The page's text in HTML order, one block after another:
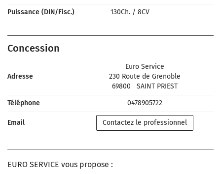
Puissance (DIN/Fisc.)
130Ch. / 8CV
Concession
Adresse
Euro Service
230 Route de Grenoble
69800
SAINT PRIEST
Téléphone
0478905722
Email Contactez le professionnel
EURO SERVICE vous propose :